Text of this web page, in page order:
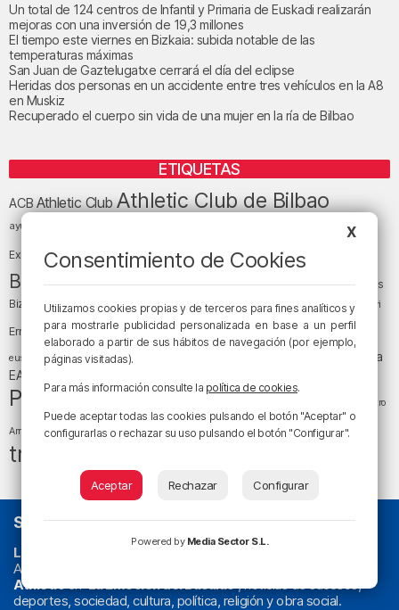
Un total de 124 centros de Infantil y Primaria de Euskadi realizarán
mejoras con una inversión de 19,3 millones
El tiempo este viernes en Bizkaia: subida notable de las
temperaturas máximas
San Juan de Gaztelugatxe cerrará el día del eclipse
Heridas dos personas en un accidente entre tres vehículos en la A8
en Muskiz
Recuperado el cuerpo sin vida de una mujer en la ría de Bilbao
ETIQUETAS
ACBAthletic ClubAthletic Club de Bilbao
ayuntamiento de Bilbao BEC (Bilbao
Exhibition Center) BilbaoBilbao Basket Bizkaia
Bizkaia y sus comarcas Copa del Rey cultura Cáritas
Bizkaia
Deusto Diócesis de Bilbao Egunon Bizkaia el tiempo Enkarterri
Ernesto Valverde Ertzaintza Euskadi (País Vasco)
euskera fiestas fútbol LaLiga
LaLiga
EA Sports
Política sociedadsucesos Teatro
Arriaga tiempotiempo atmosféricotráfico
tráfico en Bizkaia
SOBRE NOSOTROS
La radio sin cadenas
. Desde 1960 haciendo radio en Bilbao.
Actualidad y
Athletic
deportes, sociedad, cultura, política, religión y obra social.
X
Consentimiento de Cookies
Utilizamos cookies propias y de terceros para fines analíticos y
para mostrarle publicidad personalizada en base a un perfil
elaborado a partir de sus hábitos de navegación (por ejemplo,
páginas visitadas).
Para más información consulte la política de cookies.
Puede aceptar todas las cookies pulsando el botón "Aceptar" o
configurarlas o rechazar su uso pulsando el botón "Configurar".
Aceptar Rechazar Configurar
Powered by Media Sector S.L.